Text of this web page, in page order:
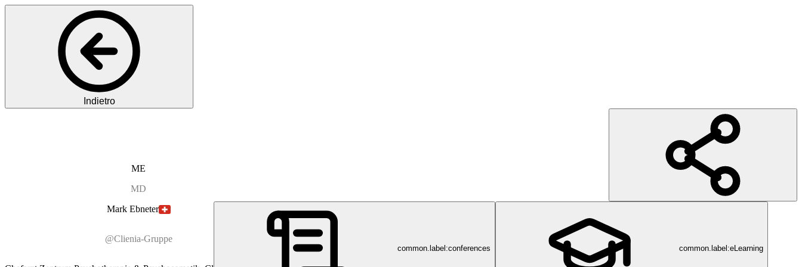
Indietro
ME
MD
Mark Ebneter
@Clienia-Gruppe
common.label:conferences common.label:eLearning